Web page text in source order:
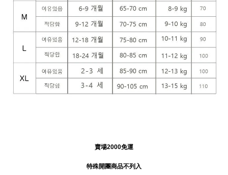
賣場2000免運
特殊開團商品不列入